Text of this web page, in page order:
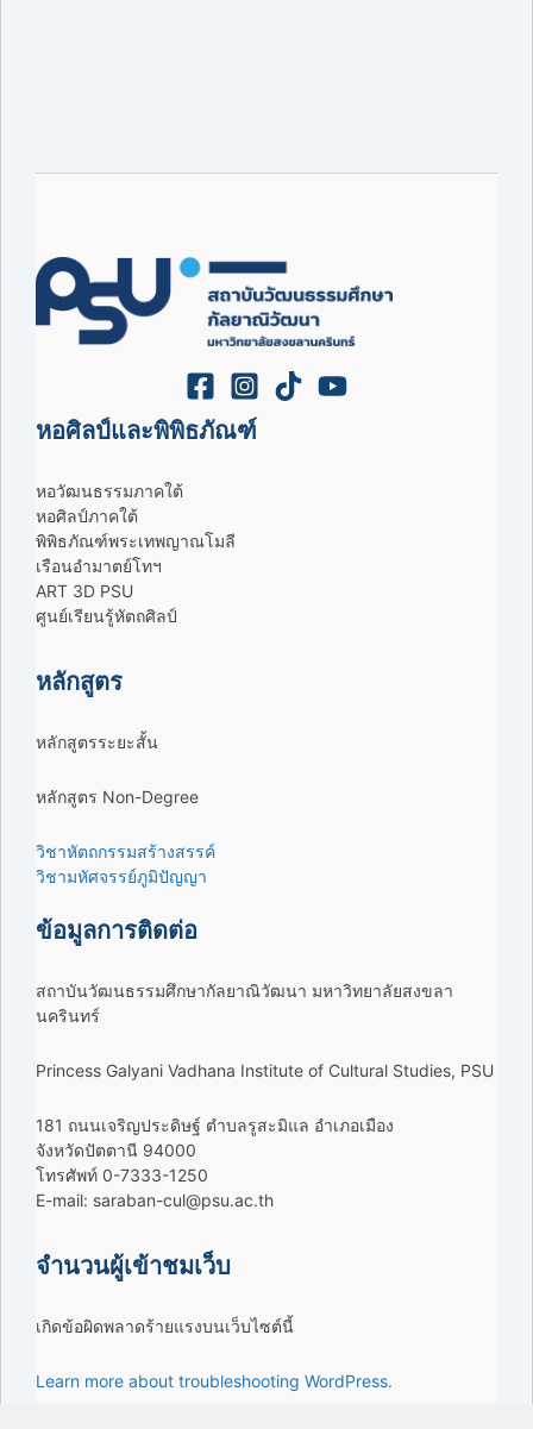
หอศิลป์และพิพิธภัณฑ์
หอวัฒนธรรมภาคใต้
หอศิลป์ภาคใต้
พิพิธภัณฑ์พระเทพญาณโมลี
เรือนอำมาตย์โทฯ
ART 3D PSU
ศูนย์เรียนรู้หัตถศิลป์
หลักสูตร
หลักสูตรระยะสั้น
หลักสูตร Non-Degree
วิชาหัตถกรรมสร้างสรรค์
วิชามหัศจรรย์ภูมิปัญญา
ข้อมูลการติดต่อ
สถาบันวัฒนธรรมศึกษากัลยาณิวัฒนา มหาวิทยาลัยสงขลา
นครินทร์
Princess Galyani Vadhana Institute of Cultural Studies, PSU
181 ถนนเจริญประดิษฐ์ ตำบลรูสะมิแล อำเภอเมือง
จังหวัดปัตตานี 94000
โทรศัพท์ 0-7333-1250
E-mail: saraban-cul@psu.ac.th
จำนวนผู้เข้าชมเว็บ
เกิดข้อผิดพลาดร้ายแรงบนเว็บไซต์นี้
Learn more about troubleshooting WordPress.